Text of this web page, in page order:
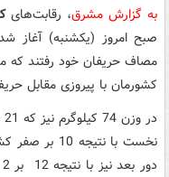
به گزارش مشرق، رقابت‌های
کشورمان با پیروزی مقابل
نخست با